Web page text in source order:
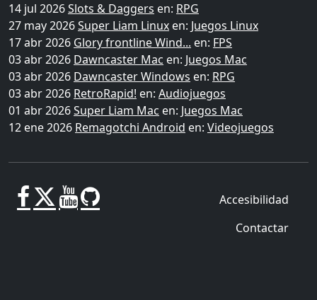
14 jul 2026Slots & Daggers en: RPG
27 may 2026Super Liam Linux en: Juegos Linux
17 abr 2026 Glory frontline Wind... en: FPS
03 abr 2026 Dawncaster Mac en: Juegos Mac
03 abr 2026 Dawncaster Windows en: RPG
03 abr 2026 RetroRapid! en: Audiojuegos
01 abr 2026Super Liam Mac en: Juegos Mac
12 ene 2026 Remagotchi Android en: Videojuegos
Accesibilidad
Contactar